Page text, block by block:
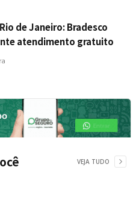
de Janeiro: Bradesco
atendimento gratuito
VEJA TUDO